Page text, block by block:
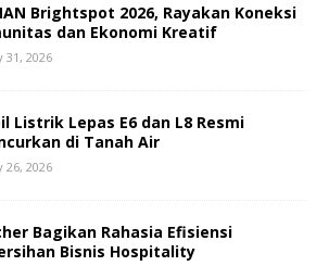
Brightspot 2026, Rayakan Koneksi
dan Ekonomi Kreatif
31, 2026
Listrik Lepas E6 dan L8 Resmi
di Tanah Air
26, 2026
Bagikan Rahasia Efisiensi
Bisnis Hospitality